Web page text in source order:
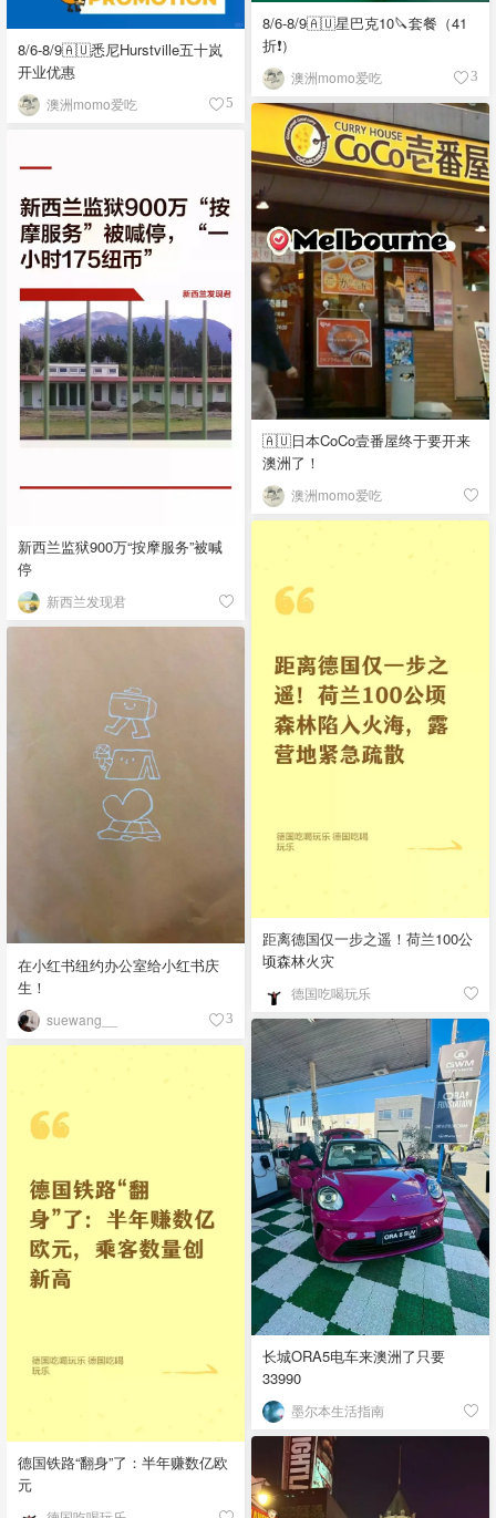
8/6-8/9🇦🇺悉尼Hurstville五十岚
开业优惠
澳洲momo爱吃 5
8/6-8/9🇦🇺星巴克10🔪套餐（41
折❗）
澳洲momo爱吃 3
🇦🇺日本CoCo壹番屋终于要开来
澳洲了！
澳洲momo爱吃
新西兰监狱900万“按摩服务”被喊
停
新西兰发现君
距离德国仅一步之遥！荷兰100公
顷森林火灾
德国吃喝玩乐
在小红书纽约办公室给小红书庆
生！
suewang__ 3
长城ORA5电车来澳洲了只要
33990
墨尔本生活指南
德国铁路“翻身”了：半年赚数亿欧
元